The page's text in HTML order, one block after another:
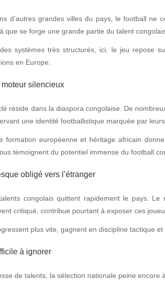
d’autres grandes villes du pays, le football ne
que se forge une grande partie du talent
systèmes très structurés, ici, le jeu repose
en Europe.
silencieux
réside dans la diaspora congolaise. De
une identité footballistique marquée par leurs
formation européenne et héritage africain
témoignent du potentiel immense du football
obligé vers l’étranger
congolais quittent rapidement le pays.
critiqué, contribue pourtant à exposer ces
plus vite, gagnent en discipline tactique
à ignorer
de talents, la sélection nationale peine encore